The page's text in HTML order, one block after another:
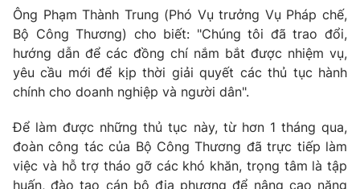
Liên hệ tòa soạn English
THỜI BÁO VTV
Theo dõi báo trên
Ông Phạm Thành Trung (Phó Vụ trưởng Vụ Pháp chế,
Bộ Công Thương) cho biết: "Chúng tôi đã trao đổi,
hướng dẫn để các đồng chí nắm bắt được nhiệm vụ,
yêu cầu mới để kịp thời giải quyết các thủ tục hành
chính cho doanh nghiệp và người dân".
Để làm được những thủ tục này, từ hơn 1 tháng qua,
đoàn công tác của Bộ Công Thương đã trực tiếp làm
việc và hỗ trợ tháo gỡ các khó khăn, trọng tâm là tập
huấn, đào tạo cán bộ địa phương để nâng cao năng